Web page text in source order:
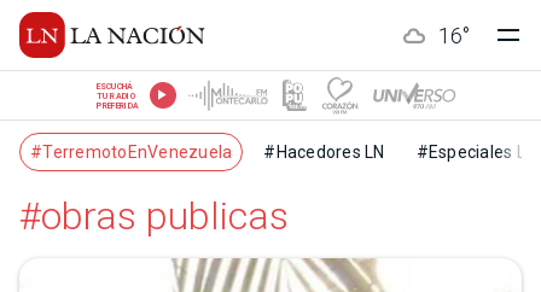
16°
ESCUCHÁ
TU RADIO
PREFERIDA
#TerremotoEnVenezuela #Hacedores LN #Especiales LN
#obras publicas